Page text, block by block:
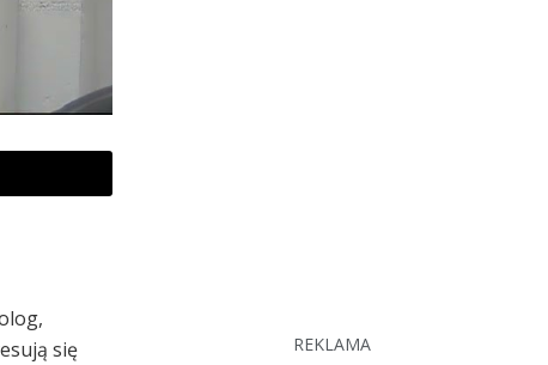
się
REKLAMA